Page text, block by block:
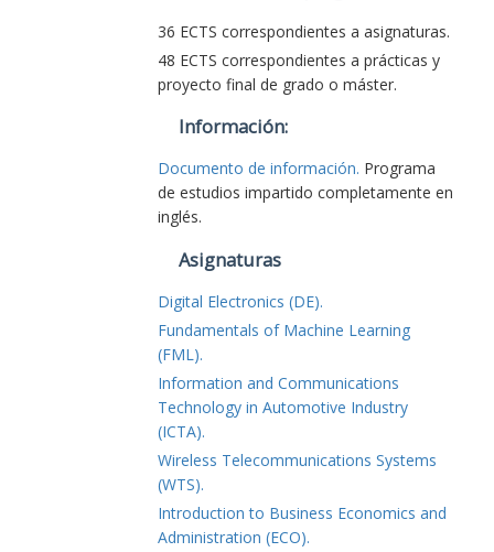
36 ECTS correspondientes a asignaturas.
48 ECTS correspondientes a prácticas y
proyecto final de grado o máster.
Información:
Documento de información. Programa
de estudios impartido completamente en
inglés.
Asignaturas
Digital Electronics (DE).
Fundamentals of Machine Learning
(FML).
Information and Communications
Technology in Automotive Industry
(ICTA).
Wireless Telecommunications Systems
(WTS).
Introduction to Business Economics and
Administration (ECO).